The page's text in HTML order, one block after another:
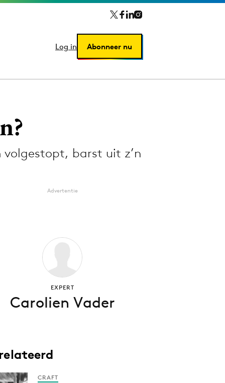
Log in Abonneer nu
Log in Abonneer nu
barst uit z’n
Advertentie
EXPERT
Carolien Vader
CRAFT